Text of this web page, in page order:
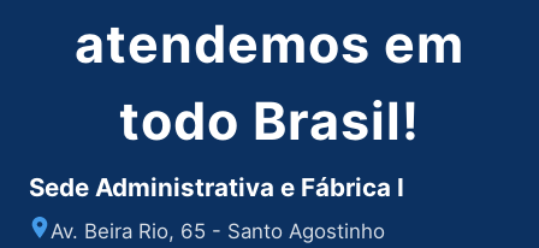
atendemos em
todo Brasil!
Sede Administrativa e Fábrica I
Av. Beira Rio, 65 - Santo Agostinho